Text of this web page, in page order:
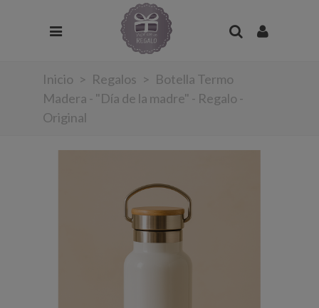
Inicio > Regalos > Botella Termo
Madera - "Día de la madre" - Regalo -
Original